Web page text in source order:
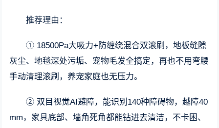
推荐理由：
① 18500Pa大吸力+防缠绕混合双滚刷，地板缝隙
灰尘、地毯深处污垢、宠物毛发全搞定，再也不用弯腰
手动清理滚刷，养宠家庭也无压力。
② 双目视觉AI避障，能识别140种障碍物，越障40
mm，家具底部、墙角死角都能钻进去清洁，不卡困、